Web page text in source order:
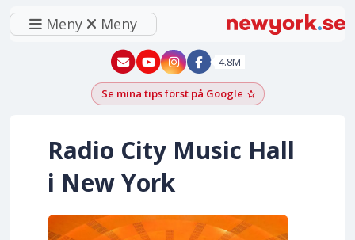
Meny Meny
New York - YouTube
New York - Instagram
4.8M
Se mina tips först på GoogleLägg till som
Radio City Music Hall
i New York